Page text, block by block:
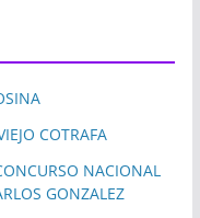
COTRAFA
NACIONAL
GONZALEZ